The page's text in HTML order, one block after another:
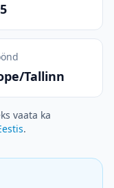
Tallinn
vaata ka
.